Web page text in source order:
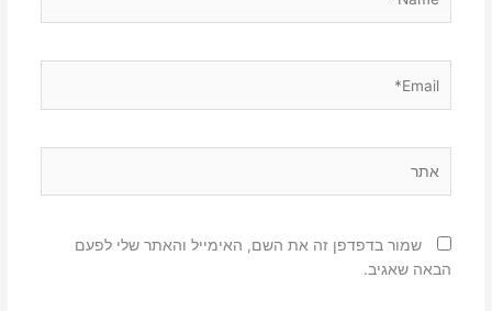
שמור בדפדפן זה את השם, האימייל והאתר שלי לפעם
הבאה שאגיב.